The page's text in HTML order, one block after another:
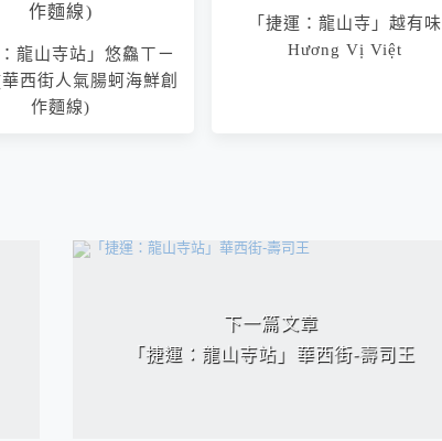
龍山寺站」金好吃純
枝羹～搬家新開幕
：龍山寺站」悠鱻ㄒㄧ
西街人氣腸蚵海鮮創
作麵線)
「捷運：龍山寺」越有味
Hương Vị Việt
下一篇文章
「捷運：龍山寺站」華西街-壽司王